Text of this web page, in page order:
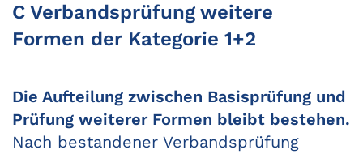
C Verbandsprüfung weitere
Formen der Kategorie 1+2
Die Aufteilung zwischen Basisprüfung und
Prüfung weiterer Formen bleibt bestehen.
Nach bestandener Verbandsprüfung